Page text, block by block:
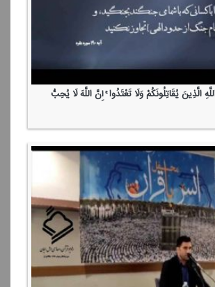
الَّذِینَ یُقَاتِلُونَكُمْ وَلَا تَعْتَدُوا ۚ إِنَّ اللَّهَ لَا یُحِبُّ